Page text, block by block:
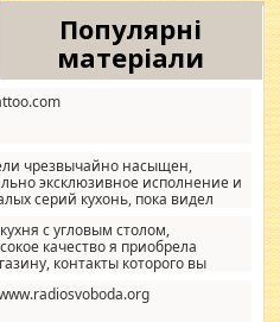
Популярні
матеріали
чрезвычайно насыщен,
эксклюзивное исполнение и
серий кухонь, пока видел
креативненько и что главное -
наворотов удорожающих
с угловым столом,
качество я приобрела
контакты которого вы